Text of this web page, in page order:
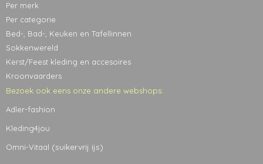
Per merk
Per categorie
Bed-, Bad-, Keuken en Tafellinnen
Sokkenwereld
Kerst/Feest kleding en accesoires
Kroonvaarders
Bezoek ook eens onze andere webshops:
Adler-fashion
Kleding4jou
Omni-Vitaal (suikervrij ijs)